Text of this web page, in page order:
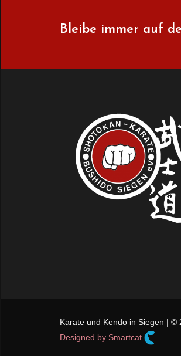
Bleibe immer auf
Karate und Kendo in Siegen | ©
Designed by Smartcat